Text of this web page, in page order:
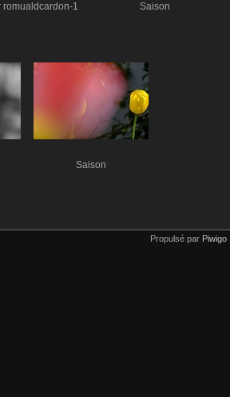
romualdcardon-1 Saison
Saison
Propulsé par Piwigo